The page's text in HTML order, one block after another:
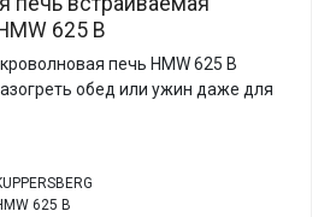
625 B
печь HMW 625 B
обед или ужин даже для
625 B